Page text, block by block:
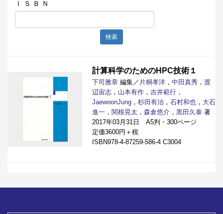
Ｉ Ｓ Ｂ Ｎ
検索
計算科学のためのHPC技術１
下司雅章 編集／ 片桐孝洋 ， 中田真秀 ， 渡
辺宙志 ， 山本有作 ， 吉井範行 ，
JaewoonJung ， 杉田有治 ， 石村和也 ， 大石
進一 ， 関根晃太 ， 森倉悠介 ， 黒田久泰 著
2017年03月31日 A5判・300ページ
定価3600円＋税
ISBN978-4-87259-586-4 C3004